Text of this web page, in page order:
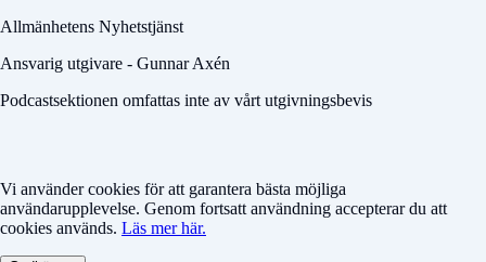
Allmänhetens Nyhetstjänst
Ansvarig utgivare - Gunnar Axén
Podcastsektionen omfattas inte av vårt utgivningsbevis
Vi använder cookies för att garantera bästa möjliga
användarupplevelse. Genom fortsatt användning accepterar du att
cookies används. Läs mer här.